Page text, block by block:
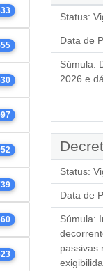
Status:
Data de
Súmula:
2026 e
Status:
Data de
Súmula:
passivas